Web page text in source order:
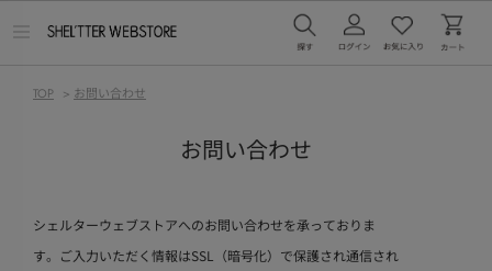
TOP > お問い合わせ
お問い合わせ
シェルターウェブストアへのお問い合わせを承っておりま
す。ご入力いただく情報はSSL（暗号化）で保護され通信され